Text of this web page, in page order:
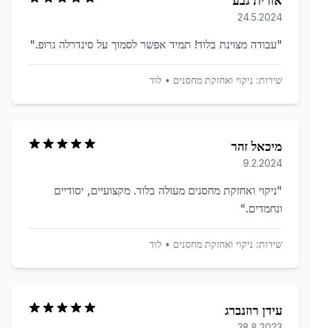
24.5.2024
"עבודה מצוינת בלוד! תמיד אפשר לסמוך על סינדרלה גרופ."
שירות: ניקוי ואחזקת מחסנים • לוד
מיכאל זהר
9.2.2024
"ניקוי ואחזקת מחסנים מעולה בלוד. מקצועיים, יסודיים
ונחמדים."
שירות: ניקוי ואחזקת מחסנים • לוד
עידן רוזנברג